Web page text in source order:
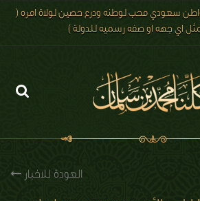
سعودي محب لوطنه ودرع حصين لولاة امره (
اي جهه او صفه رسميه للدولة )
العودة للاخبار